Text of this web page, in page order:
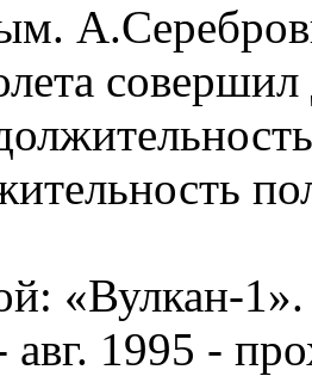
«Вулкан-1».
1995 -